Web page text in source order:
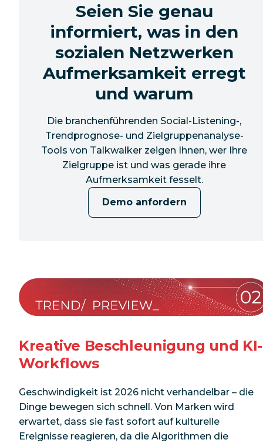
Seien Sie genau
informiert, was in den
sozialen Netzwerken
Aufmerksamkeit erregt
und warum
Die branchenführenden Social-Listening-,
Trendprognose- und Zielgruppenanalyse-
Tools von Talkwalker zeigen Ihnen, wer Ihre
Zielgruppe ist und was gerade ihre
Aufmerksamkeit fesselt.
Demo anfordern
Kreative Beschleunigung und KI-
Workflows
Geschwindigkeit ist 2026 nicht verhandelbar – die
Dinge bewegen sich schnell. Von Marken wird
erwartet, dass sie fast sofort auf kulturelle
Ereignisse reagieren, da die Algorithmen die